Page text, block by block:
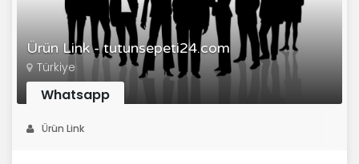
Ürün Link - tutunsepeti24.com
Türkiye
Whatsapp
Ürün Link